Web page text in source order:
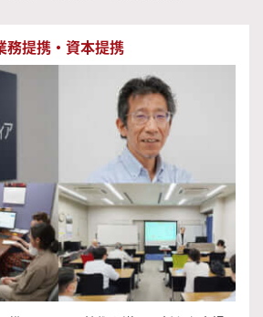
務提携・資本提携